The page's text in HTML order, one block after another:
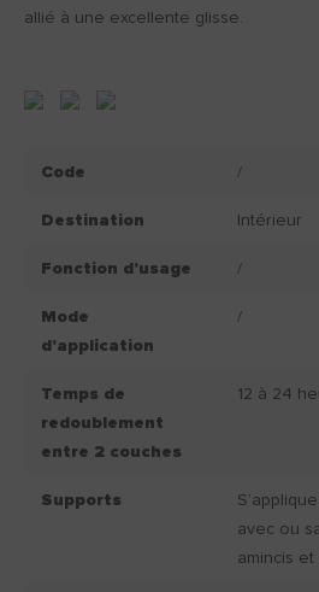
allié à une excellente glisse.
Code /
Destination Intérieur
Fonction d'usage /
Mode
d'application
/
Temps de
redoublement
entre 2 couches
12 à 24
Supports
avec ou
amincis